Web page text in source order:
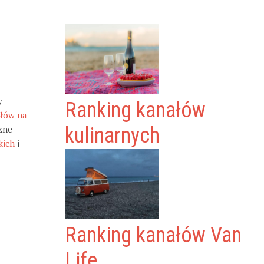
na
i
Ranking kanałów
kulinarnych
Ranking kanałów Van